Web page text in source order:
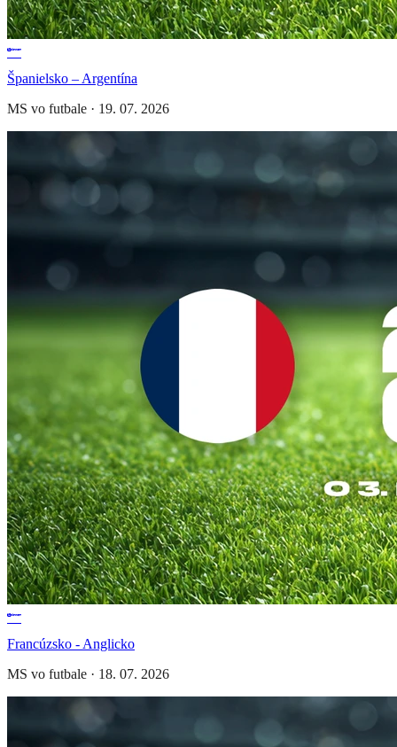
Španielsko – Argentína
MS vo futbale · 19. 07. 2026
Francúzsko - Anglicko
MS vo futbale · 18. 07. 2026